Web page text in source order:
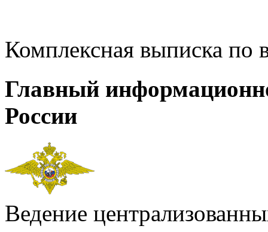
Комплексная выписка
Главный
России
Ведение